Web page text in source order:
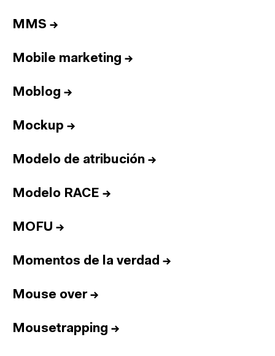
MMS →
Mobile marketing →
Moblog →
Mockup →
Modelo de atribución →
Modelo RACE →
MOFU →
Momentos de la verdad →
Mouse over→
Mousetrapping →
Inicio
Equipo
Sesiones
Talento
Contacto
English
Cultura
Diccionario
31.730